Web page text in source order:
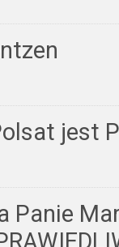
jest
Panie